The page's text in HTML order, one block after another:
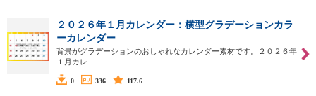
２０２６年１月カレンダー：横型グラデーションカラ
ーカレンダー
背景がグラデーションのおしゃれなカレンダー素材です。２０２６年
１月カレ…
0 336 117.6